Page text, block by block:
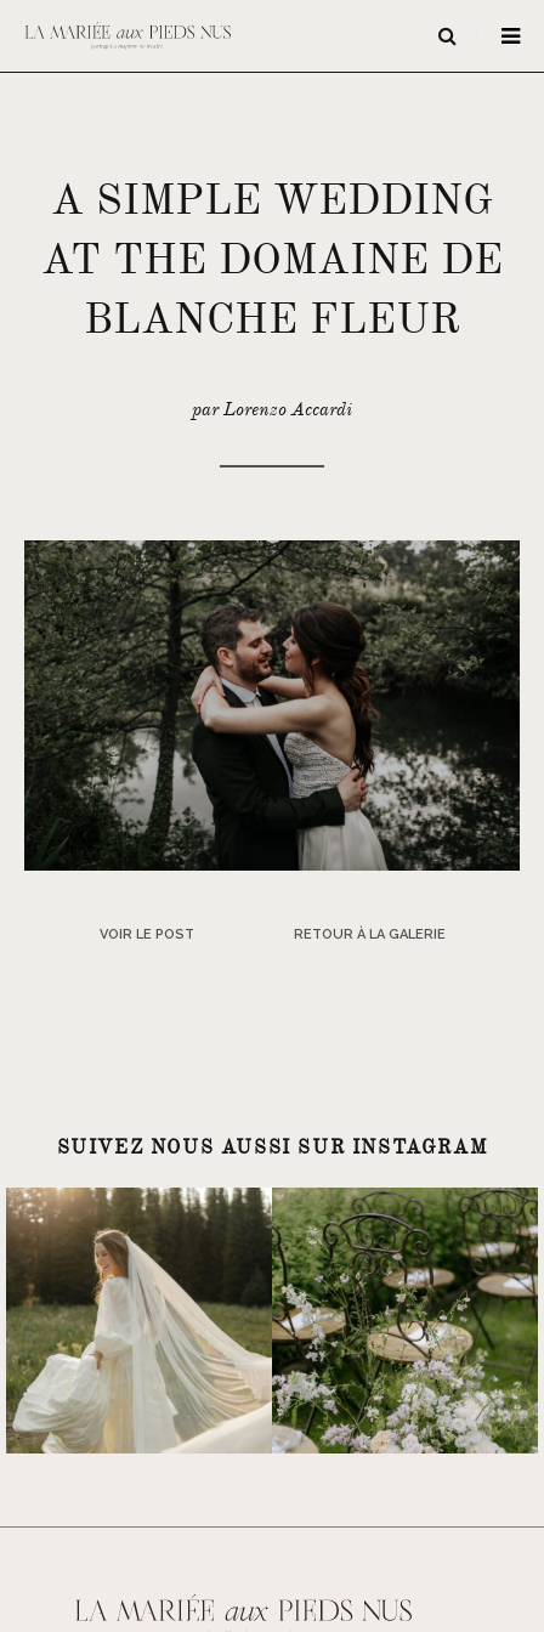
A SIMPLE WEDDING
AT THE DOMAINE DE
BLANCHE FLEUR
par Lorenzo Accardi
VOIR LE POST RETOUR À LA GALERIE
SUIVEZ NOUS AUSSI SUR INSTAGRAM